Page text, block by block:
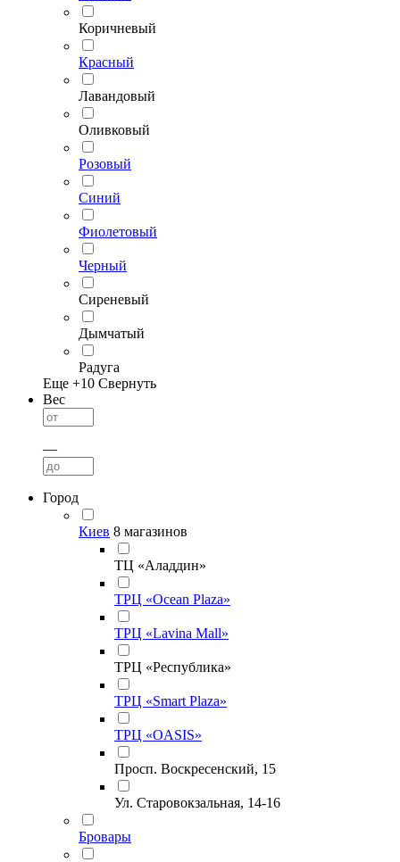
Коричневый
Красный
Лавандовый
Оливковый
Розовый
Синий
Фиолетовый
Черный
Сиреневый
Дымчатый
Радуга
Еще +10 Свернуть
Вес
—
Город
Киев 8 магазинов
ТЦ «Аладдин»
ТРЦ «Ocean Plaza»
ТРЦ «Lavina Mall»
ТРЦ «Республика»
ТРЦ «Smart Plaza»
ТРЦ «OASIS»
Просп. Воскресенский, 15
Ул. Старовокзальная, 14-16
Бровары